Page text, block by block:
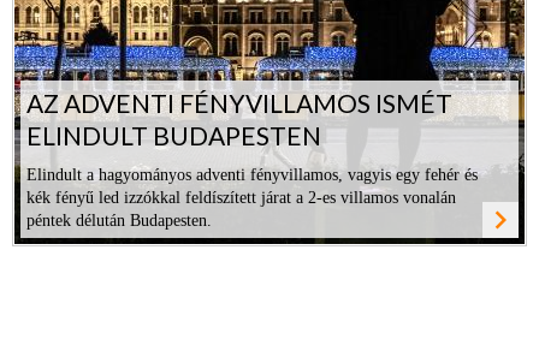
AZ ADVENTI FÉNYVILLAMOS ISMÉT
ELINDULT BUDAPESTEN
Elindult a hagyományos adventi fényvillamos, vagyis egy fehér és
kék fényű led izzókkal feldíszített járat a 2-es villamos vonalán
péntek délután Budapesten.
navigate_next